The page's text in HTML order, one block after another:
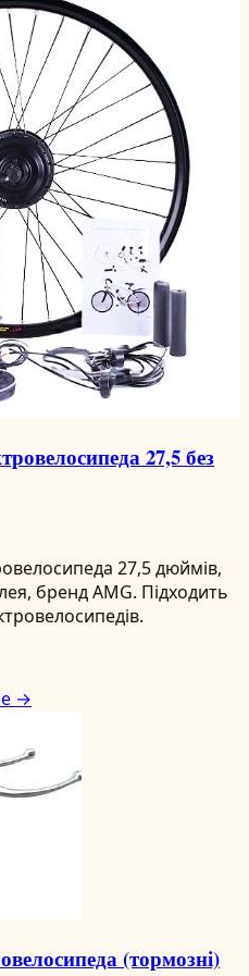
27,5 без
27,5 дюймів,
бренд AMG. Підходить
→
(тормозні)